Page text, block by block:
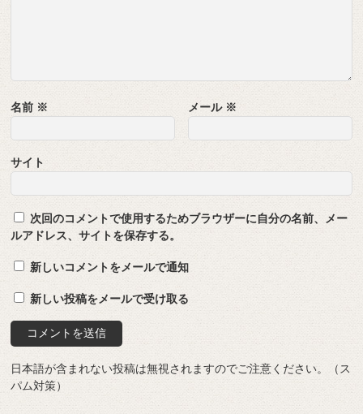
名前 ※ メール ※
サイト
次回のコメントで使用するためブラウザーに自分の名前、メー
ルアドレス、サイトを保存する。
新しいコメントをメールで通知
新しい投稿をメールで受け取る
日本語が含まれない投稿は無視されますのでご注意ください。（ス
パム対策）